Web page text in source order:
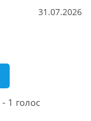
31.07.2026
- 1 голос